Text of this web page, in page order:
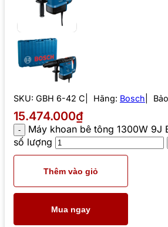
SKU: GBH 6-42 C Hãng: Bosch
15.474.000₫
Máy khoan bê tông 1300W 9J
số lượng
Thêm vào giỏ
Mua ngay